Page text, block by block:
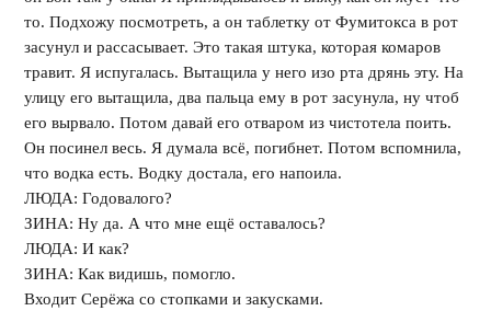
то. Подхожу посмотреть, а он таблетку от Фумитокса в рот
засунул и рассасывает. Это такая штука, которая комаров
травит. Я испугалась. Вытащила у него изо рта дрянь эту. На
улицу его вытащила, два пальца ему в рот засунула, ну чтоб
его вырвало. Потом давай его отваром из чистотела поить.
Он посинел весь. Я думала всё, погибнет. Потом вспомнила,
что водка есть. Водку достала, его напоила.
ЛЮДА: Годовалого?
ЗИНА: Ну да. А что мне ещё оставалось?
ЛЮДА: И как?
ЗИНА: Как видишь, помогло.
Входит Серёжа со стопками и закусками.